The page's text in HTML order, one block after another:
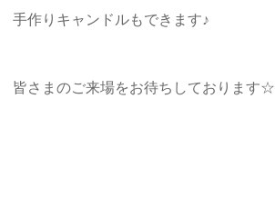
手作りキャンドルもできます♪
皆さまのご来場をお待ちしております☆